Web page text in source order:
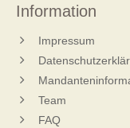
Information
Impressum
Team
FAQ